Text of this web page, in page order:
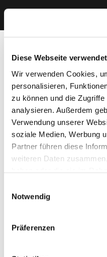
Diese Webseite
Wir verwenden Cookies,
personalisieren,
zu können und die
analysieren. Außerdem
Verwendung unserer
soziale Medien, Werbung
Partner führen diese
weiteren Daten
Cookies, wenn Sie unsere
Notwendig
Präferenzen